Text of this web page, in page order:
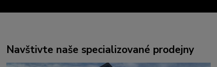
Navštivte naše specializované prodejny